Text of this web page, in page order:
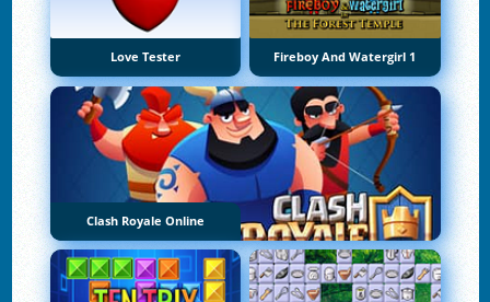
Love Tester Fireboy And Watergirl 1
Clash Royale Online